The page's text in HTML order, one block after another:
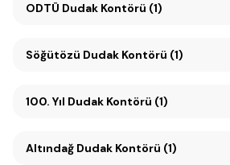
ODTÜ Dudak Kontörü (1)
Söğütözü Dudak Kontörü (1)
100. Yıl Dudak Kontörü (1)
Altındağ Dudak Kontörü (1)